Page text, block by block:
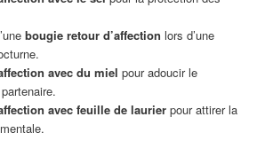
bougie retour d’affection lors d’une
avec du miel pour adoucir le
avec feuille de laurierpour attirer la